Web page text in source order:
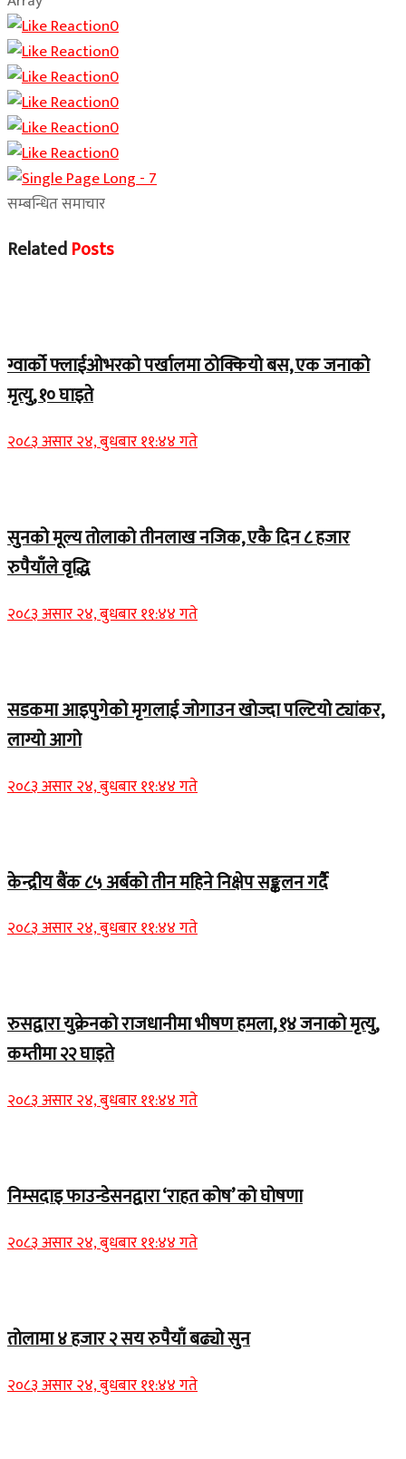
0
0
0
0
0
0
सम्बन्धित समाचार
RelatedPosts
ग्वार्को फ्लाईओभरको पर्खालमा ठोक्कियो बस, एक जनाको
मृत्यु, १० घाइते
२०८३ असार २४, बुधबार ११:४४ गते
सुनको मूल्य तोलाको तीनलाख नजिक, एकै दिन ८ हजार
रुपैयाँले वृद्धि
२०८३ असार २४, बुधबार ११:४४ गते
सडकमा आइपुगेको मृगलाई जोगाउन खोज्दा पल्टियो ट्यांकर,
लाग्यो आगो
२०८३ असार २४, बुधबार ११:४४ गते
केन्द्रीय बैंक ८५ अर्बको तीन महिने निक्षेप सङ्कलन गर्दै
२०८३ असार २४, बुधबार ११:४४ गते
रुसद्वारा युक्रेनको राजधानीमा भीषण हमला, १४ जनाको मृत्यु,
कम्तीमा २२ घाइते
२०८३ असार २४, बुधबार ११:४४ गते
निम्सदाइ फाउन्डेसनद्वारा ‘राहत कोष’ को घोषणा
२०८३ असार २४, बुधबार ११:४४ गते
तोलामा ४ हजार २ सय रुपैयाँ बढ्यो सुन
२०८३ असार २४, बुधबार ११:४४ गते